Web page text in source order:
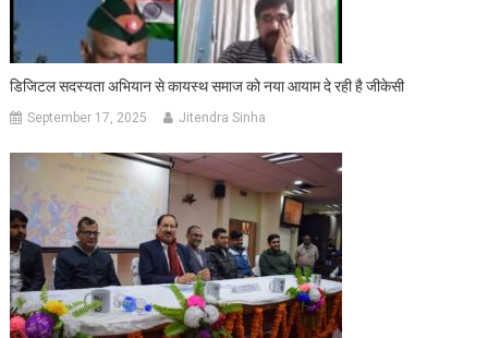
डिजिटल सदस्यता अभियान से कायस्थ समाज को नया आयाम दे रही है जीकेसी
September 17, 2025 Jitendra Sinha